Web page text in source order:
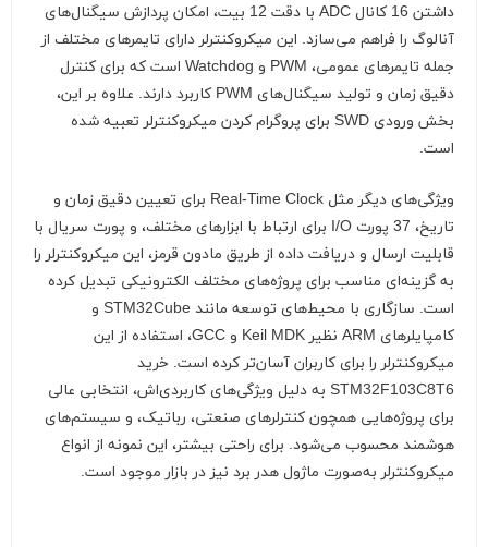
داشتن 16 کانال ADC با دقت 12 بیت، امکان پردازش سیگنال‌های
آنالوگ را فراهم می‌سازد. این میکروکنترلر دارای تایمرهای مختلف از
جمله تایمرهای عمومی، PWM و Watchdog است که برای کنترل
دقیق زمان و تولید سیگنال‌های PWM کاربرد دارند. علاوه بر این،
بخش ورودی SWD برای پروگرام کردن میکروکنترلر تعبیه شده
است.
ویژگی‌های دیگر مثل Real-Time Clock برای تعیین دقیق زمان و
تاریخ، 37 پورت I/O برای ارتباط با ابزارهای مختلف، و پورت سریال با
قابلیت ارسال و دریافت داده از طریق مادون قرمز، این میکروکنترلر را
به گزینه‌ای مناسب برای پروژه‌های مختلف الکترونیکی تبدیل کرده
است. سازگاری با محیط‌های توسعه مانند STM32Cube و
کامپایلرهای ARM نظیر Keil MDK و GCC، استفاده از این
میکروکنترلر را برای کاربران آسان‌تر کرده است. خرید
STM32F103C8T6 به دلیل ویژگی‌های کاربردی‌اش، انتخابی عالی
برای پروژه‌هایی همچون کنترلرهای صنعتی، رباتیک، و سیستم‌های
هوشمند محسوب می‌شود. برای راحتی بیشتر، این نمونه از انواع
میکروکنترلر به‌صورت ماژول هدر برد نیز در بازار موجود است.